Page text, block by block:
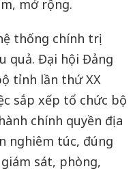
mở rộng.
thống chính trị
quả. Đại hội Đảng
tỉnh lần thứ XX
sắp xếp tổ chức bộ
chính quyền địa
nghiêm túc, đúng
sát, phòng,